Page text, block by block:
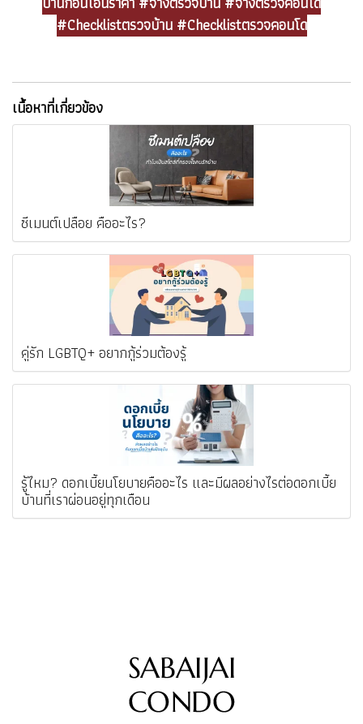
#Checklistตรวจบ้าน #Checklistตรวจคอนโด
เนื้อหาที่เกี่ยวข้อง
ซีเมนต์เปลือย คืออะไร?
คู่รัก LGBTQ+ อยากกู้ร่วมต้องรู้
รู้ไหม? ดอกเบี้ยนโยบายคืออะไร และมีผลอย่างไรต่อดอกเบี้ย
บ้านที่เราผ่อนอยู่ทุกเดือน